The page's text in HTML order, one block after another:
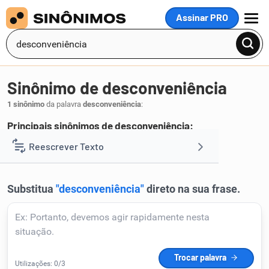
Assinar PRO
MENU
Reescrever Texto
Corrigir Texto
Sinônimo de desconveniência
1 sinônimo da palavra desconveniência:
Principais sinônimos de desconveniência:
1 incoerência.